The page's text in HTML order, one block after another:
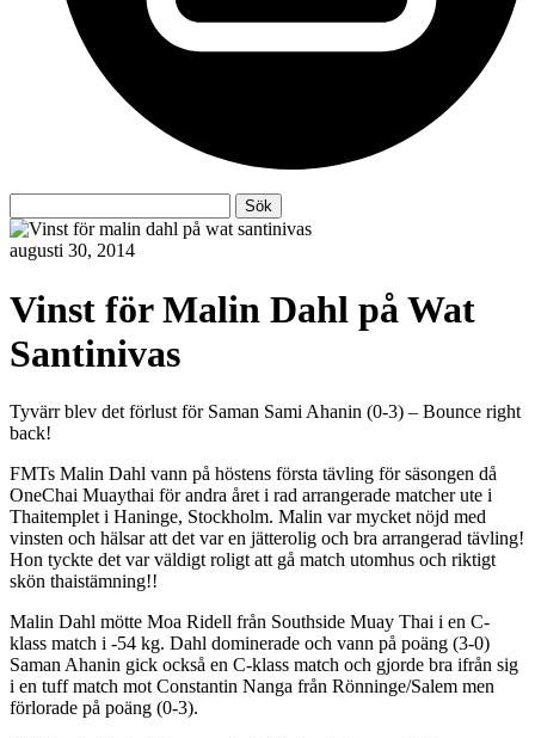
efter:
Sök
augusti 30, 2014
Vinst för Malin Dahl på Wat
Santinivas
Tyvärr blev det förlust för Saman Sami Ahanin (0-3) – Bounce right
back!
FMTs Malin Dahl vann på höstens första tävling för säsongen då
OneChai Muaythai för andra året i rad arrangerade matcher ute i
Thaitemplet i Haninge, Stockholm. Malin var mycket nöjd med
vinsten och hälsar att det var en jätterolig och bra arrangerad tävling!
Hon tyckte det var väldigt roligt att gå match utomhus och riktigt
skön thaistämning!!
Malin Dahl mötte Moa Ridell från Southside Muay Thai i en C-
klass match i -54 kg. Dahl dominerade och vann på poäng (3-0)
Saman Ahanin gick också en C-klass match och gjorde bra ifrån sig
i en tuff match mot Constantin Nanga från Rönninge/Salem men
förlorade på poäng (0-3).